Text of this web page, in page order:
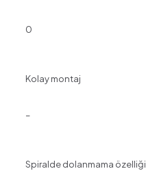
0
Kolay montaj
–
Spiralde dolanmama özelliği